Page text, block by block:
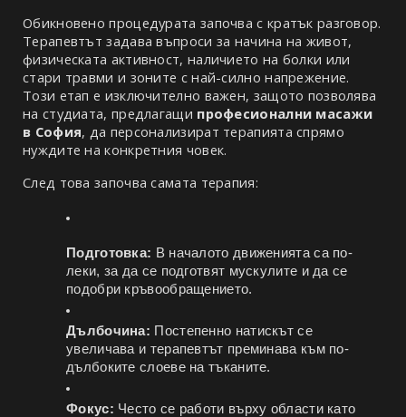
Обикновено процедурата започва с кратък разговор.
Терапевтът задава въпроси за начина на живот,
физическата активност, наличието на болки или
стари травми и зоните с най-силно напрежение.
Този етап е изключително важен, защото позволява
на студиата, предлагащи професионални масажи
в София, да персонализират терапията спрямо
нуждите на конкретния човек.
След това започва самата терапия:
Подготовка: В началото движенията са по-
леки, за да се подготвят мускулите и да се
подобри кръвообращението.
Дълбочина: Постепенно натискът се
увеличава и терапевтът преминава към по-
дълбоките слоеве на тъканите.
Фокус: Често се работи върху области като